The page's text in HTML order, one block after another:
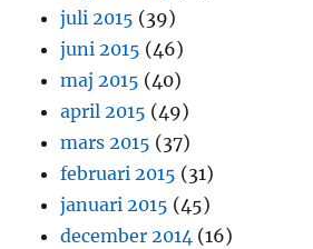
juli 2015 (39)
juni 2015 (46)
maj 2015 (40)
april 2015 (49)
mars 2015 (37)
februari 2015 (31)
januari 2015 (45)
december 2014 (16)